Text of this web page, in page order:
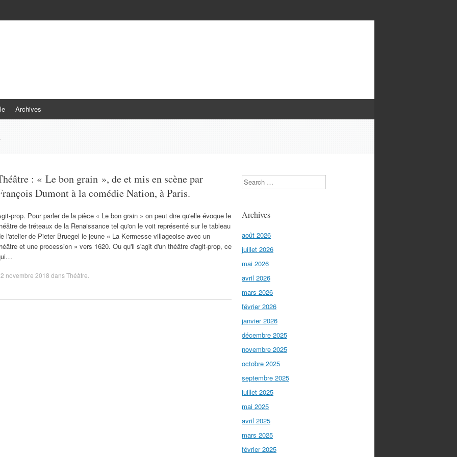
Archives
: « Le bon grain », de et mis en scène par
Dumont à la comédie Nation, à Paris.
prop. Pour parler de la pièce « Le bon grain » on peut dire qu'elle évoque le
de tréteaux de la Renaissance tel qu'on le voit représenté sur le tableau
l'atelier de Pieter Bruegel le jeune « La Kermesse villageoise avec un
et une procession » vers 1620. Ou qu'il s'agit d'un théâtre d'agit-prop, ce
novembre 2018 dansThéâtre
Search
Archives
août 2026
juillet 2026
mai 2026
avril 2026
mars 2026
février 2026
janvier 2026
décembre 2025
novembre 2025
octobre 2025
septembre 2025
juillet 2025
mai 2025
avril 2025
mars 2025
février 2025